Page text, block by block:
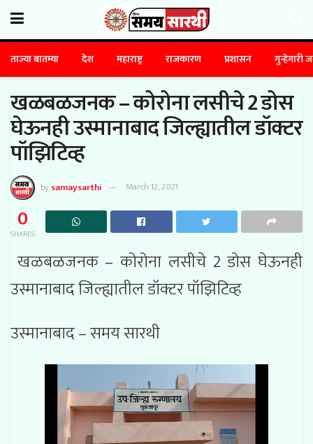
ताज्या बातम्या देश महाराष्ट्र राजकारण प्रशासन गुन्हेगारी
खळबळजनक – कोरोना लसीचे 2 डोस
घेऊनही उस्मानाबाद जिल्ह्यातील डॉक्टर
पॉझिटिव्ह
bysamaysarthi March 12, 2021
0
SHARES
खळबळजनक – कोरोना लसीचे 2 डोस घेऊनही
उस्मानाबाद जिल्ह्यातील डॉक्टर पॉझिटिव्ह
उस्मानाबाद – समय सारथी